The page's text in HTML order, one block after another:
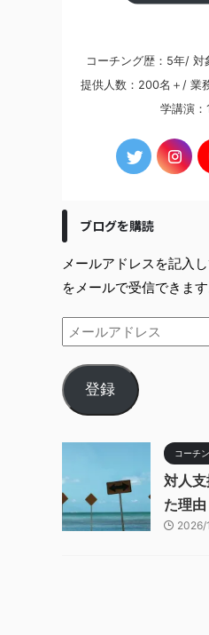
コーチング歴：5年/
提供人数：200名＋/ 業
学講演：
ブログを購読
メールアドレスを記入
をメールで受信できます
登録
コーチ
対人
た理由
2026/